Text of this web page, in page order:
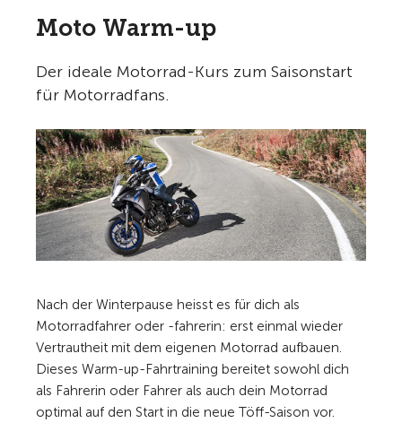
Moto Warm-up
Der ideale Motorrad-Kurs zum Saisonstart
für Motorradfans.
Nach der Winterpause heisst es für dich als
Motorradfahrer oder -fahrerin: erst einmal wieder
Vertrautheit mit dem eigenen Motorrad aufbauen.
Dieses Warm-up-Fahrtraining bereitet sowohl dich
als Fahrerin oder Fahrer als auch dein Motorrad
optimal auf den Start in die neue Töff-Saison vor.